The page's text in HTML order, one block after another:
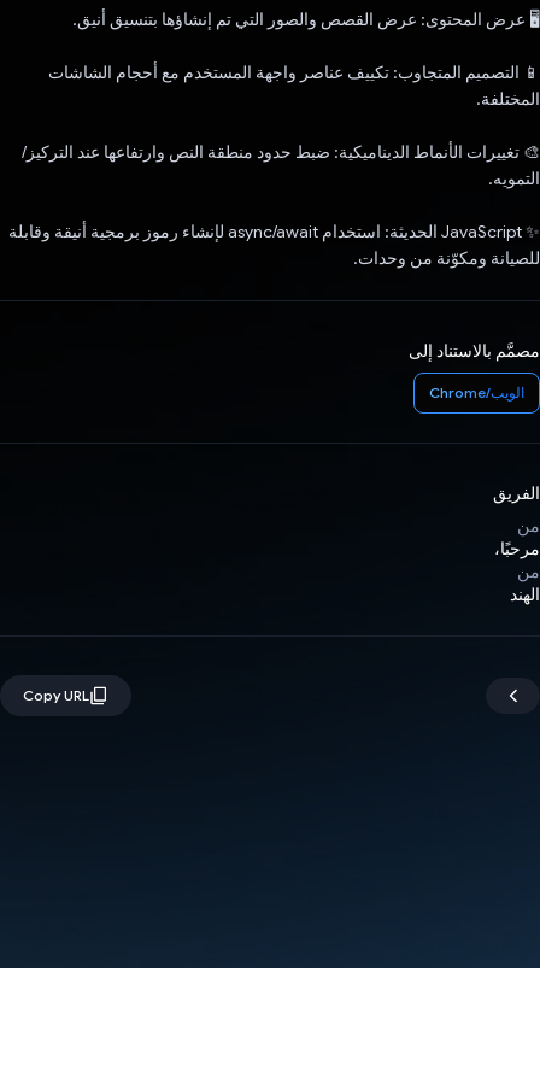
🖥️ عرض المحتوى: عرض القصص والصور التي تم إنشاؤها بتنسيق أنيق.
📱 التصميم المتجاوب: تكييف عناصر واجهة المستخدم مع أحجام الشاشات
المختلفة.
🎨 تغييرات الأنماط الديناميكية: ضبط حدود منطقة النص وارتفاعها عند التركيز/
التمويه.
✨ JavaScript الحديثة: استخدام async/await لإنشاء رموز برمجية أنيقة وقابلة
للصيانة ومكوّنة من وحدات.
مصمَّم بالاستناد إلى
الويب/Chrome
الفريق
من
مرحبًا،
من
الهند